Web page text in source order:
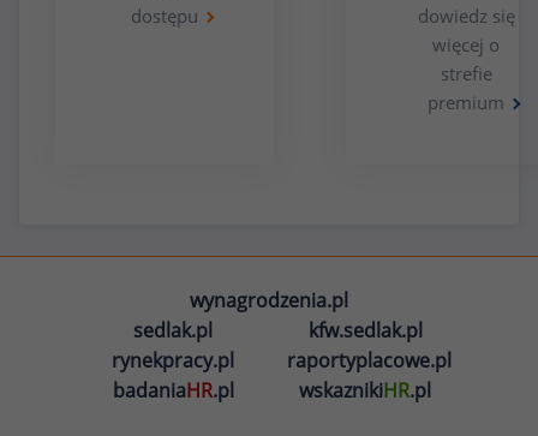
dostępu
dowiedz się
więcej o
strefie
premium
wynagrodzenia.pl
sedlak.pl
kfw.sedlak.pl
rynekpracy.pl
raportyplacowe.pl
badaniaHR.pl wskaznikiHR.pl